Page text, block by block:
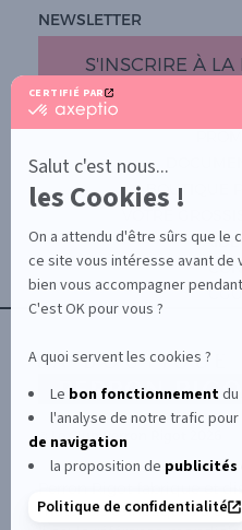
CERTIFIÉ PAR
certifié
En
savoir
plus
sur
Axeptio
Salut c'est nous...
les Cookies !
On a attendu d'être sûrs que le
ce site vous intéresse avant de
bien vous accompagner
C'est OK pour vous ?
A quoi servent les cookies ?
Le bon fonctionnement
l'analyse de notre trafic pour
de navigation
la proposition de publicités
Politique de confidentialité
NEWSLETTER
S'INSCRIRE À LA
BOUTIQUE
© Le Club Perron Rigot 2026
matériels esthétiques à